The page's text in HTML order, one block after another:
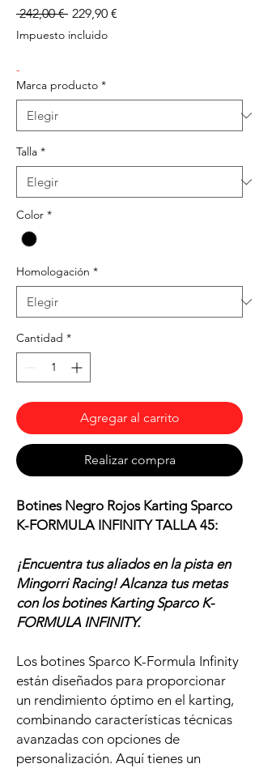
242,00 € Precio
229,90 €
Impuesto incluido
-
Marca producto *
Talla *
Color *
Homologación *
Cantidad *
Agregar al carrito
Realizar compra
Botines Negro Rojos Karting Sparco
K-FORMULA INFINITY TALLA 45:
¡Encuentra tus aliados en la pista en
Mingorri Racing! Alcanza tus metas
con los botines Karting Sparco K-
FORMULA INFINITY.
Los botines Sparco K-Formula Infinity
están diseñados para proporcionar
un rendimiento óptimo en el karting,
combinando características técnicas
avanzadas con opciones de
personalización. Aquí tienes un